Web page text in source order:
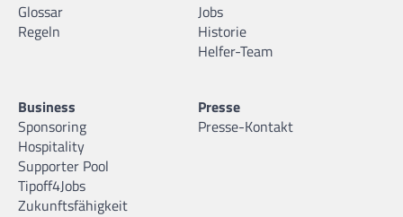
Glossar
Regeln
Jobs
Historie
Helfer-Team
Business
Sponsoring
Hospitality
Supporter Pool
Tipoff4Jobs
Zukunftsfähigkeit
Presse
Presse-Kontakt